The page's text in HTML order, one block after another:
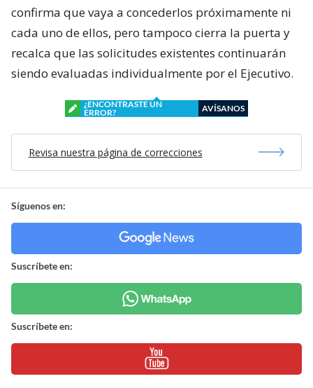
confirma que vaya a concederlos próximamente ni
cada uno de ellos, pero tampoco cierra la puerta y
recalca que las solicitudes existentes continuarán
siendo evaluadas individualmente por el Ejecutivo.
¿ENCONTRASTE UN
ERROR?
AVÍSANOS
Revisa nuestra página de correcciones
Síguenos en:
Suscríbete en:
Suscríbete en: